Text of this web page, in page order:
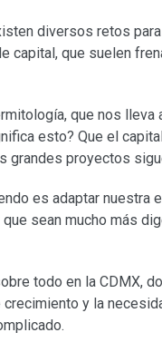
diversos retos
capital, que suelen
que nos
esto? Que el
grandes proyectos
es adaptar
sean mucho más
todo en la CDMX,
y la